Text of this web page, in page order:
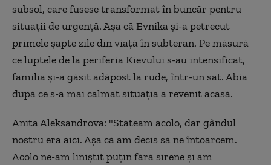
subsol, care fusese transformat în buncăr pentru
situații de urgență. Așa că Evnika și-a petrecut
primele șapte zile din viață în subteran. Pe măsură
ce luptele de la periferia Kievului s-au intensificat,
familia și-a găsit adăpost la rude, într-un sat. Abia
după ce s-a mai calmat situația a revenit acasă.
Anita Aleksandrova: "Stăteam acolo, dar gândul
nostru era aici. Așa că am decis să ne întoarcem.
Acolo ne-am liniștit puțin fără sirene și am